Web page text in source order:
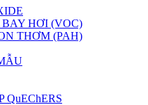
HƠI (VOC)
THƠM (PAH)
QuEChERS